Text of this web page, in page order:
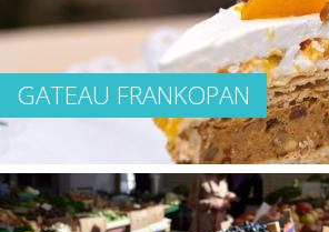
GATEAU FRANKOPAN